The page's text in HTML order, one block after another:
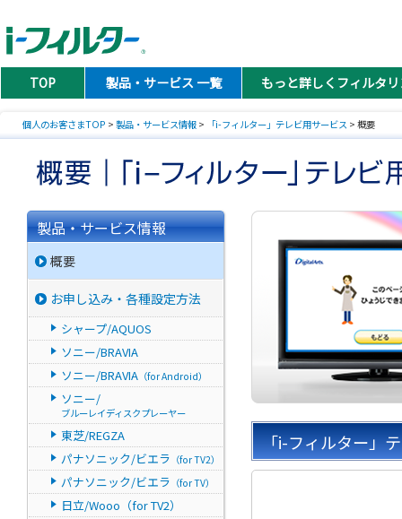
TOP 製品・サービス 一覧 もっと詳しくフィルタ
個人のお客さまTOP > 製品・サービス情報 > 「i-フィルター」テレビ用サービス > 概要
「i-フィルター」
製品・サービス情報
概要
お申し込み・各種設定方法
シャープ/AQUOS
ソニー/BRAVIA
ソニー/BRAVIA （for Android）
ソニー/
ブルーレイディスクプレーヤー
東芝/REGZA
パナソニック/ビエラ （for TV2）
パナソニック/ビエラ （for TV）
日立/Wooo（for TV2）